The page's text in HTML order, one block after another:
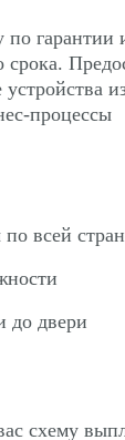
гарантии
срока.
процессы
всей
до двери
схему